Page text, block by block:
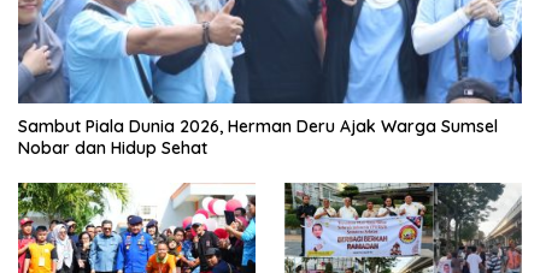
Sambut Piala Dunia 2026, Herman Deru Ajak Warga Sumsel
Nobar dan Hidup Sehat